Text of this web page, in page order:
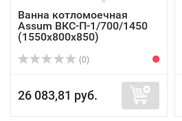
Ванна котломоечная
Assum ВКС-П-1/700/1450
(1550х800х850)
(0)
26 083,81 руб.